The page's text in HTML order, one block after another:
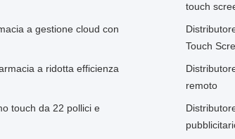
a gestione cloud con
a ridotta efficienza
touch da 22 pollici e
touch
Touch
remoto